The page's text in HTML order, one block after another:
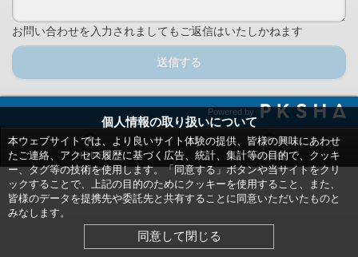
個人情報の取り扱いについて
本ウェブサイトでは、より良いサイト体験の提供、皆様の興味にあわせ
たご連絡、アクセス履歴に基づく広告、統計、集計等の目的で、クッキ
ー、タグ等の技術を使用します。「同意する」ボタンや当サイトをクリ
ックすることで、上記の目的のためにクッキーを使用すること、また、
皆様のデータを提携先や委託先と共有することに同意いただいたものと
みなします。
同意して閉じる
お問い合わせを入力されましてもご返信はいたしかねます
送信する
Powered by
HOME pagetop